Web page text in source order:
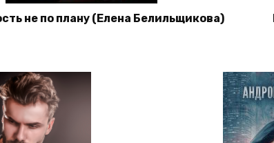
не по плану (Елена Белильщикова)